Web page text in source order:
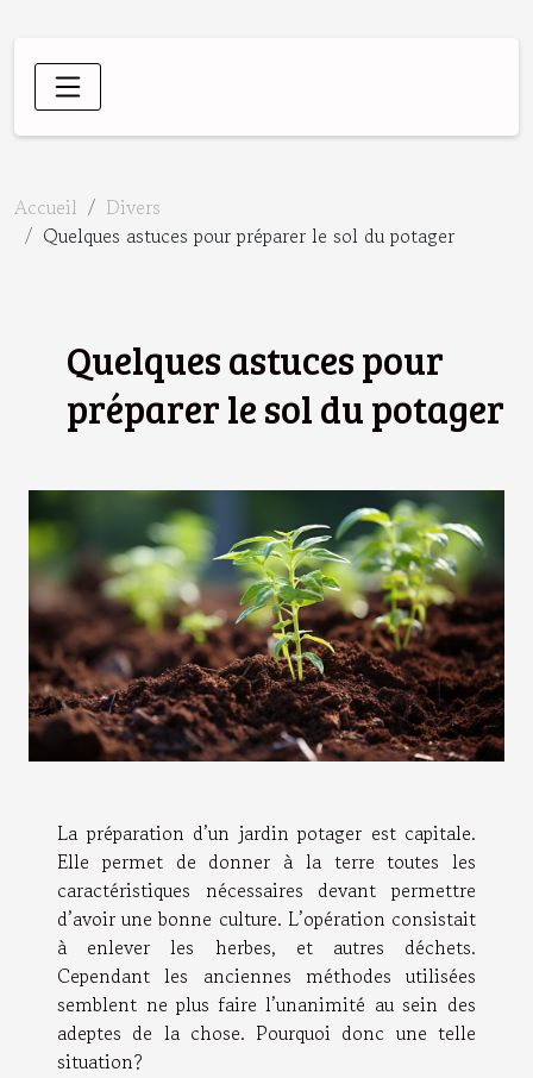
Accueil
Divers
Quelques astuces pour préparer le sol du potager
Quelques astuces pour
préparer le sol du potager
La préparation d’un jardin potager est capitale.
Elle permet de donner à la terre toutes les
caractéristiques nécessaires devant permettre
d’avoir une bonne culture. L’opération consistait
à enlever les herbes, et autres déchets.
Cependant les anciennes méthodes utilisées
semblent ne plus faire l’unanimité au sein des
adeptes de la chose. Pourquoi donc une telle
situation?